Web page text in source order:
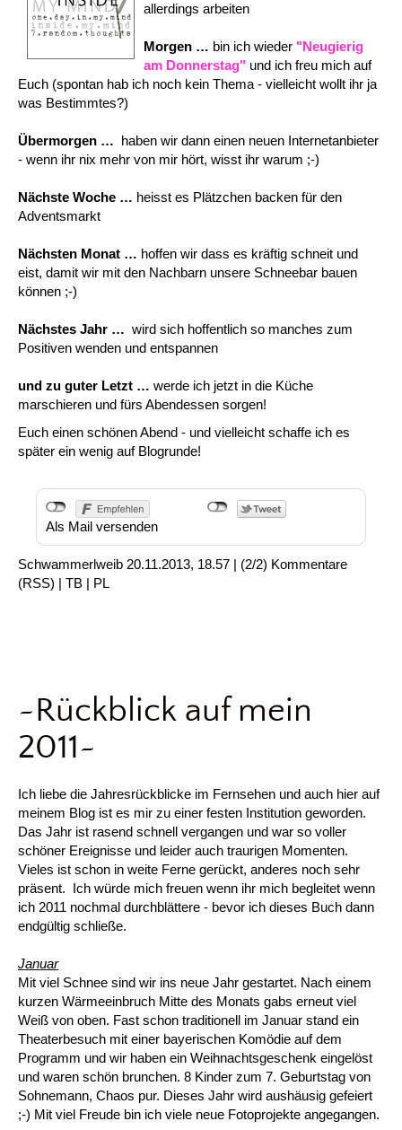
allerdings arbeiten
Morgen … bin ich wieder "Neugierig
am Donnerstag" und ich freu mich auf
Euch (spontan hab ich noch kein Thema - vielleicht wollt ihr ja
was Bestimmtes?)
Übermorgen … haben wir dann einen neuen Internetanbieter
- wenn ihr nix mehr von mir hört, wisst ihr warum ;-)
Nächste Woche … heisst es Plätzchen backen für den
Adventsmarkt
Nächsten Monat … hoffen wir dass es kräftig schneit und
eist, damit wir mit den Nachbarn unsere Schneebar bauen
können ;-)
Nächstes Jahr … wird sich hoffentlich so manches zum
Positiven wenden und entspannen
und zu guter Letzt … werde ich jetzt in die Küche
marschieren und fürs Abendessen sorgen!
Euch einen schönen Abend - und vielleicht schaffe ich es
später ein wenig auf Blogrunde!
Als Mail versenden
Schwammerlweib 20.11.2013, 18.57 | (2/2) Kommentare
(RSS) | TB | PL
~Rückblick auf mein
2011~
Ich liebe die Jahresrückblicke im Fernsehen und auch hier auf
meinem Blog ist es mir zu einer festen Institution geworden.
Das Jahr ist rasend schnell vergangen und war so voller
schöner Ereignisse und leider auch traurigen Momenten.
Vieles ist schon in weite Ferne gerückt, anderes noch sehr
präsent. Ich würde mich freuen wenn ihr mich begleitet wenn
ich 2011 nochmal durchblättere - bevor ich dieses Buch dann
endgültig schließe.
Januar
Mit viel Schnee sind wir ins neue Jahr gestartet. Nach einem
kurzen Wärmeeinbruch Mitte des Monats gabs erneut viel
Weiß von oben. Fast schon traditionell im Januar stand ein
Theaterbesuch mit einer bayerischen Komödie auf dem
Programm und wir haben ein Weihnachtsgeschenk eingelöst
und waren schön brunchen. 8 Kinder zum 7. Geburtstag von
Sohnemann, Chaos pur. Dieses Jahr wird aushäusig gefeiert
;-) Mit viel Freude bin ich viele neue Fotoprojekte angegangen.